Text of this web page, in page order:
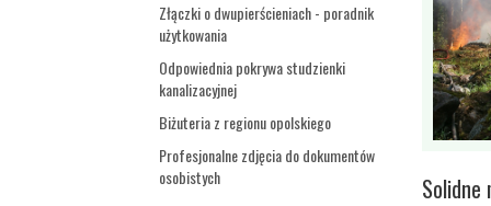
Złączki o dwupierścieniach - poradnik
użytkowania
Odpowiednia pokrywa studzienki
kanalizacyjnej
Biżuteria z regionu opolskiego
Profesjonalne zdjęcia do dokumentów
osobistych
Solidne